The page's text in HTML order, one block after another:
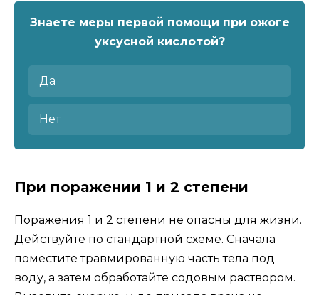
Знаете меры первой помощи при ожоге
уксусной кислотой?
Да
Нет
При поражении 1 и 2 степени
Поражения 1 и 2 степени не опасны для жизни.
Действуйте по стандартной схеме. Сначала
поместите травмированную часть тела под
воду, а затем обработайте содовым раствором.